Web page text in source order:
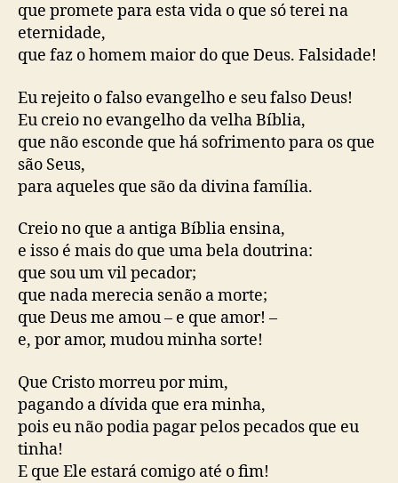
n
i
o
N
u
e
)
que promete para esta vida o que só terei na
eternidade,
que faz o homem maior do que Deus. Falsidade!
Eu rejeito o falso evangelho e seu falso Deus!
Eu creio no evangelho da velha Bíblia,
que não esconde que há sofrimento para os que
são Seus,
para aqueles que são da divina família.
Creio no que a antiga Bíblia ensina,
e isso é mais do que uma bela doutrina:
que sou um vil pecador;
que nada merecia senão a morte;
que Deus me amou – e que amor! –
e, por amor, mudou minha sorte!
Que Cristo morreu por mim,
pagando a dívida que era minha,
pois eu não podia pagar pelos pecados que eu
tinha!
E que Ele estará comigo até o fim!